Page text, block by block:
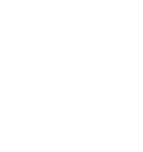
die Konten anderer
oder mit der Software
oder Netzwerke zu
zu umgehen, die
ergreifen, um den Zugriff auf
oder einzuschränken;
oder Services
und Netzwerke;
für militärische Zwecke,